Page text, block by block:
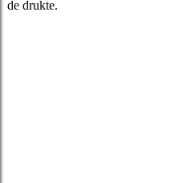
de drukte.